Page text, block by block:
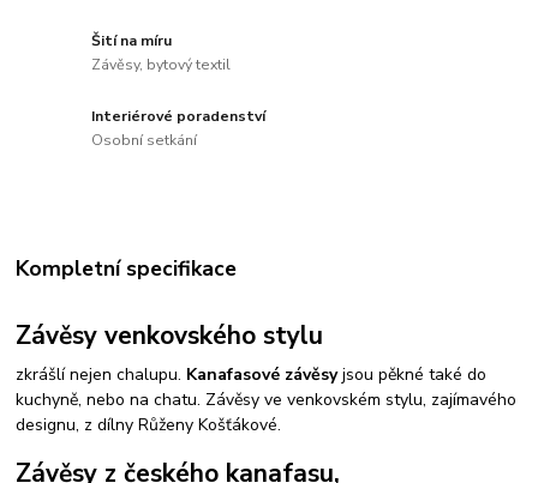
Šití na míru
Závěsy, bytový textil
Interiérové poradenství
Osobní setkání
Kompletní specifikace
Závěsy venkovského stylu
zkrášlí nejen chalupu. Kanafasové závěsyjsou pěkné také do
kuchyně, nebo na chatu. Závěsy ve venkovském stylu, zajímavého
designu, z dílny Růženy Košťákové.
Závěsy z českého kanafasu,